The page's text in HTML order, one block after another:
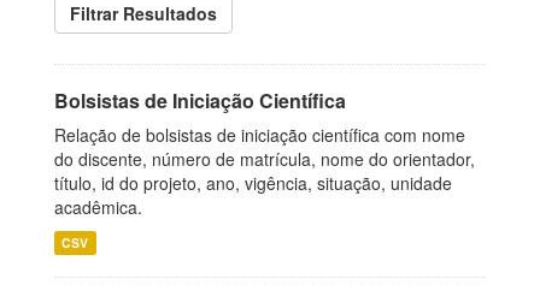
Filtrar Resultados
Bolsistas de Iniciação Científica
Relação de bolsistas de iniciação científica com nome
do discente, número de matrícula, nome do orientador,
título, id do projeto, ano, vigência, situação, unidade
acadêmica.
CSV